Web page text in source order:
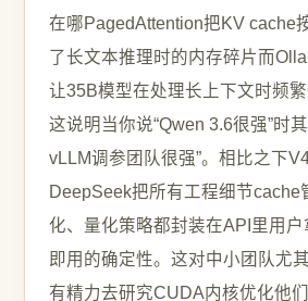
在哪PagedAttention把KV cache
了长文本推理时的内存碎片而
让35B模型在处理长上下文时频繁
这说明当你说“Qwen 3.6很强”时
vLLM调参团队很强”。相比之下
DeepSeek把所有工程细节cache
化、量化策略都封装在API里用
即用的确定性。这对中小团队
有精力去研究CUDA内核优化他